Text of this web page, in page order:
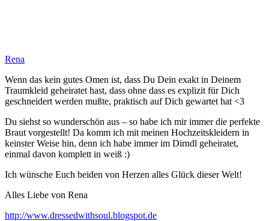
Rena
Wenn das kein gutes Omen ist, dass Du Dein exakt in Deinem
Traumkleid geheiratet hast, dass ohne dass es explizit für Dich
geschneidert werden mußte, praktisch auf Dich gewartet hat <3
Du siehst so wunderschön aus – so habe ich mir immer die perfekte
Braut vorgestellt! Da komm ich mit meinen Hochzeitskleidern in
keinster Weise hin, denn ich habe immer im Dirndl geheiratet,
einmal davon komplett in weiß :)
Ich wünsche Euch beiden von Herzen alles Glück dieser Welt!
Alles Liebe von Rena
http://www.dressedwithsoul.blogspot.de